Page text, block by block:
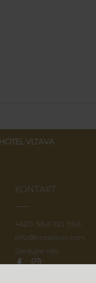
HOTEL VLTAVA
KONTAKT
+420 384 721 394
info@hotelsvet.com
Sledujte nás